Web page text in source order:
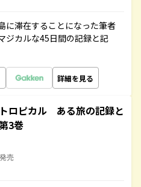
に滞在することになった筆者
ジカルな45日間の記録と記
詳細を見る
ロピカル ある旅の記録と
3巻
売